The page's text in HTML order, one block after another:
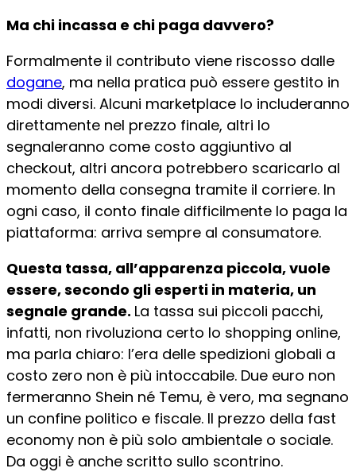
Ma chi incassa e chi paga davvero?
Formalmente il contributo viene riscosso dalle
dogane, ma nella pratica può essere gestito in
modi diversi. Alcuni marketplace lo includeranno
direttamente nel prezzo finale, altri lo
segnaleranno come costo aggiuntivo al
checkout, altri ancora potrebbero scaricarlo al
momento della consegna tramite il corriere. In
ogni caso, il conto finale difficilmente lo paga la
piattaforma: arriva sempre al consumatore.
Questa tassa, all’apparenza piccola, vuole
essere, secondo gli esperti in materia, un
segnale grande. La tassa sui piccoli pacchi,
infatti, non rivoluziona certo lo shopping online,
ma parla chiaro: l’era delle spedizioni globali a
costo zero non è più intoccabile. Due euro non
fermeranno Shein né Temu, è vero, ma segnano
un confine politico e fiscale. Il prezzo della fast
economy non è più solo ambientale o sociale.
Da oggi è anche scritto sullo scontrino.